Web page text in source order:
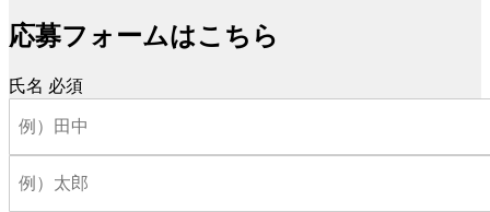
応募フォームはこちら
氏名 必須